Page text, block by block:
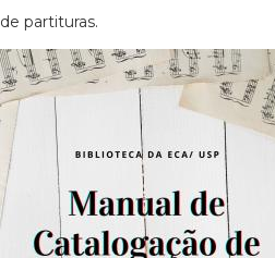
de partituras.